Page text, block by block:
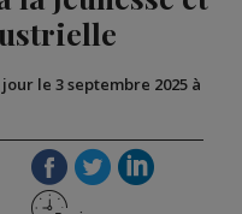
le 3 septembre 2025 à